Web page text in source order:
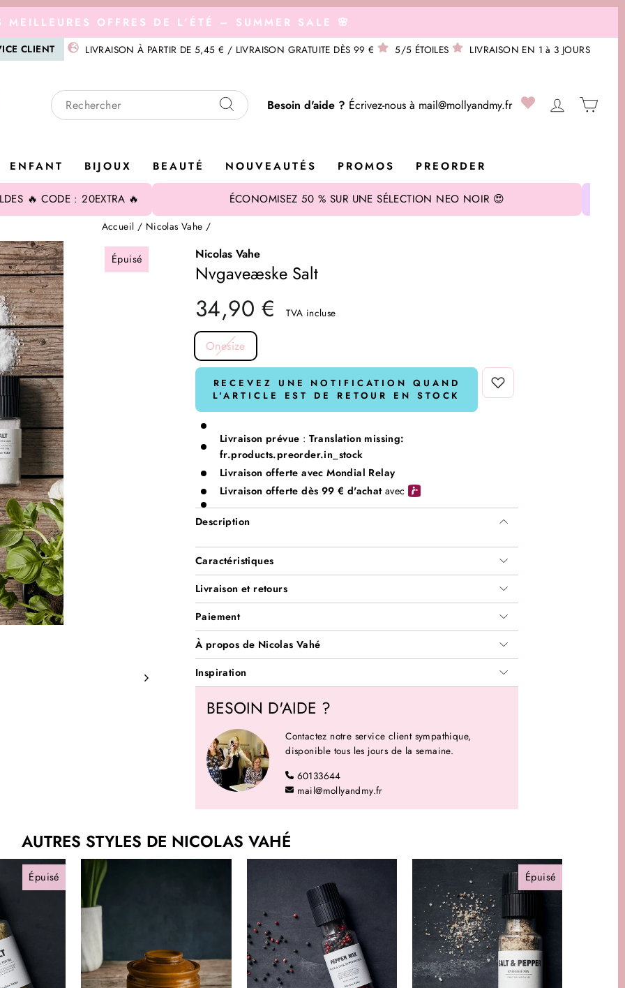
Diaporama
Pause
MEILLEURES OFFRES DE L’ÉTÉ – SUMMER SALE 🌸
CLIENT LIVRAISON À PARTIR DE 5,45 € / LIVRAISON GRATUITE DÈS 99 € 5/5 ÉTOILES LIVRAISON EN 1 à 3 JOURS
Recherche
Besoin d'aide ? Écrivez-nous à mail@mollyandmy.fr SE
ENFANT BIJOUX BEAUTÉ NOUVEAUTÉS PROMOS PREORDER
🔥 CODE : 20EXTRA 🔥 ÉCONOMISEZ 50 % SUR UNE SÉLECTION NEO NOIR 😍
Accueil / Nicolas Vahe /
Épuisé Nicolas Vahe
Nvgaveæske Salt
34,90 € TVA incluse
SIZEOnesize
RECEVEZ UNE NOTIFICATION QUAND
L'ARTICLE EST DE RETOUR EN STOCK
Livraison prévue : Translation missing:
fr.products.preorder.in_stock
Livraison offerte avec Mondial Relay
Livraison offerte dès 99 € d'achatavec
Description
Caractéristiques
Livraison et retours
Paiement
À propos de Nicolas Vahé
Inspiration
BESOIN D'AIDE ?
Contactez notre service client sympathique,
disponible tous les jours de la semaine.
60133644
mail@mollyandmy.fr
AUTRES STYLES DE NICOLAS VAHÉ
Épuisé Épuisé